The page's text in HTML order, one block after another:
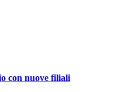
con nuove filiali